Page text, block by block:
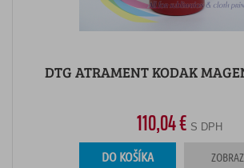
DTG ATRAMENT KODAK
110,04 € S DPH
DO KOŠÍKA